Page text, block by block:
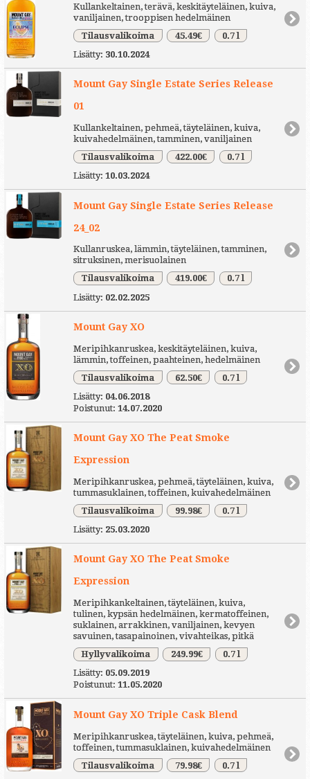
Kullankeltainen, terävä, keskitäyteläinen, kuiva,
vaniljainen, trooppisen hedelmäinen
Tilausvalikoima
45.49€
0.7 l
Lisätty: 30.10.2024
Mount Gay Single Estate Series Release
01
Kullankeltainen, pehmeä, täyteläinen, kuiva,
kuivahedelmäinen, tamminen, vaniljainen
Tilausvalikoima
422.00€
0.7 l
Lisätty: 10.03.2024
Mount Gay Single Estate Series Release
24_02
Kullanruskea, lämmin, täyteläinen, tamminen,
sitruksinen, merisuolainen
Tilausvalikoima
419.00€
0.7 l
Lisätty: 02.02.2025
Mount Gay XO
Meripihkanruskea, keskitäyteläinen, kuiva,
lämmin, toffeinen, paahteinen, hedelmäinen
Tilausvalikoima
62.50€
0.7 l
Lisätty: 04.06.2018
Poistunut: 14.07.2020
Mount Gay XO The Peat Smoke
Expression
Meripihkanruskea, pehmeä, täyteläinen, kuiva,
tummasuklainen, toffeinen, kuivahedelmäinen
Tilausvalikoima
99.98€
0.7 l
Lisätty: 25.03.2020
Mount Gay XO The Peat Smoke
Expression
Meripihkankeltainen, täyteläinen, kuiva,
tulinen, kypsän hedelmäinen, kermatoffeinen,
suklainen, arrakkinen, vaniljainen, kevyen
savuinen, tasapainoinen, vivahteikas, pitkä
Hyllyvalikoima
249.99€
0.7 l
Lisätty: 05.09.2019
Poistunut: 11.05.2020
Mount Gay XO Triple Cask Blend
Meripihkanruskea, täyteläinen, kuiva, pehmeä,
toffeinen, tummasuklainen, kuivahedelmäinen
Tilausvalikoima
79.98€
0.7 l